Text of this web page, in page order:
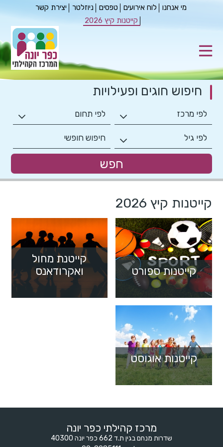
מי אנחנו לוח אירועים טפסים ניוזלטר
יצירת קשר
קייטנות קיץ 2026
חיפוש חוגים ופעילויות
קייטנות קיץ 2026
קייטנות ספורט
קייטנת מחול
ואקרודאנס
קייטנות אוגוסט
מרכז קהילתי כפר יונה
שדרות מנחם בגין ת.ד 662 כפר יונה 40300